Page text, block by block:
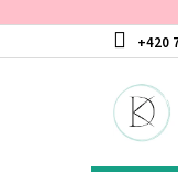
na
+420